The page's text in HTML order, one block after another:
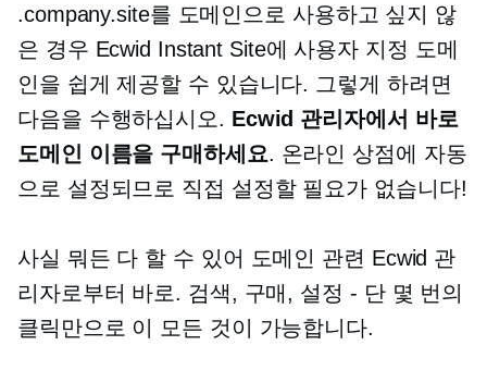
.company.site를 도메인으로 사용하고 싶지 않
은 경우 Ecwid Instant Site에 사용자 지정 도메
인을 쉽게 제공할 수 있습니다. 그렇게 하려면
다음을 수행하십시오. Ecwid 관리자에서 바로
도메인 이름을 구매하세요. 온라인 상점에 자동
으로 설정되므로 직접 설정할 필요가 없습니다!
사실 뭐든 다 할 수 있어 도메인 관련 Ecwid 관
리자로부터 바로. 검색, 구매, 설정 - 단 몇 번의
클릭만으로 이 모든 것이 가능합니다.